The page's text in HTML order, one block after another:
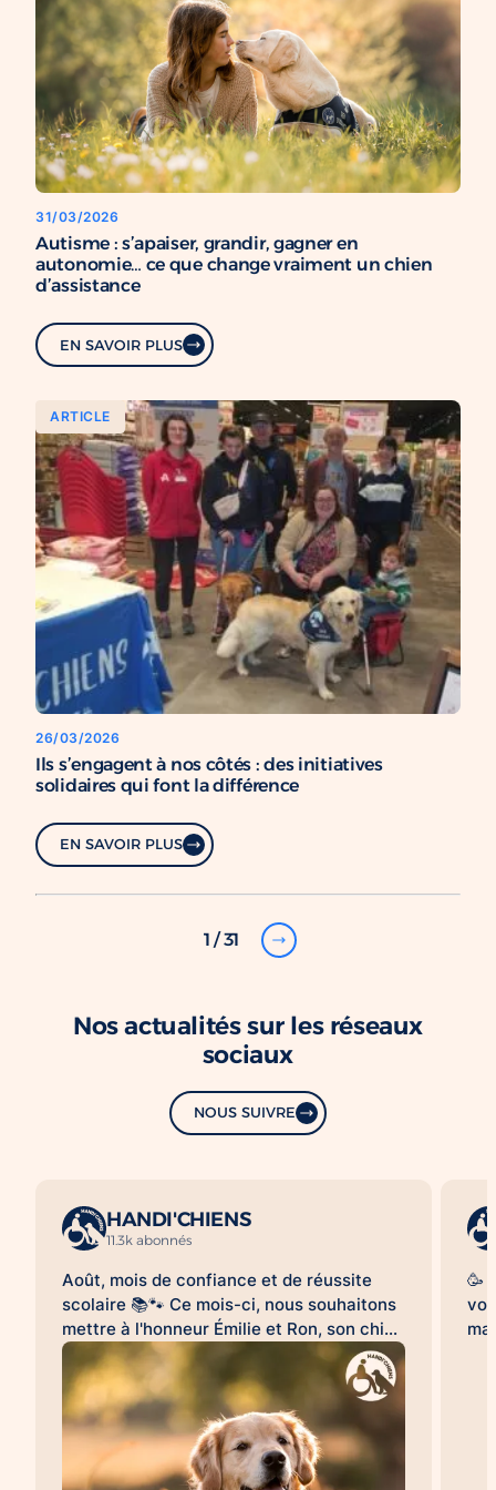
31/03/2026
Autisme : s’apaiser, grandir, gagner en
autonomie… ce que change vraiment un chien
d’assistance
EN SAVOIR PLUS
ARTICLE
26/03/2026
Ils s’engagent à nos côtés : des initiatives
solidaires qui font la différence
EN SAVOIR PLUS
1 / 31
Nos actualités sur les réseaux
sociaux
NOUS SUIVRE
HANDI'CHIENS
11.3k abonnés
Août, mois de confiance et de réussite
scolaire 📚🐾 Ce mois-ci, nous souhaitons
mettre à l'honneur Émilie et Ron, son chien
d'assistance à la réussite scolaire
HANDI'CHIENS 💛 Au quotidien, Ron
accompagne Émilie dans son collège et
l'aide à évoluer dans un environnement
scolaire avec davantage de sérénité, de
confiance et d'apaisement. Sa présence
🥳